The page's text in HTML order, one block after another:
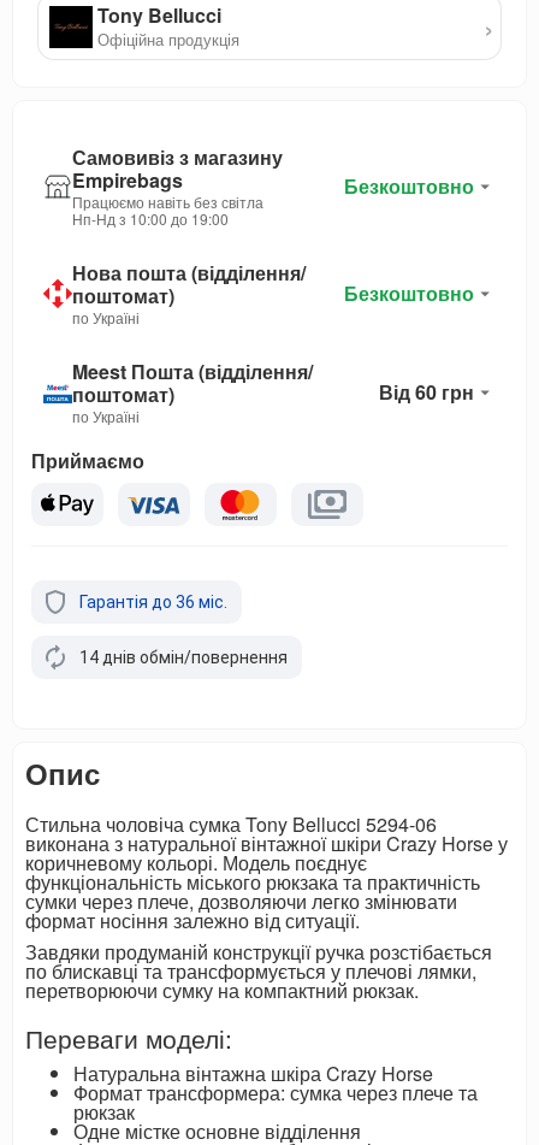
Tony Bellucci
Офіційна продукція ›
Самовивіз з магазину
Empirebags
Працюємо навіть без світла
Нп-Нд з 10:00 до 19:00
Безкоштовно
Нова пошта (відділення/
поштомат)
по Україні
Безкоштовно
Meest Пошта (відділення/
поштомат)
по Україні
Від 60 грн
Приймаємо
Гарантія до 36 міс.
14 днів обмін/повернення
Опис
Стильна чоловіча сумка Tony Bellucci 5294-06
виконана з натуральної вінтажної шкіри Crazy Horse у
коричневому кольорі. Модель поєднує
функціональність міського рюкзака та практичність
сумки через плече, дозволяючи легко змінювати
формат носіння залежно від ситуації.
Завдяки продуманій конструкції ручка розстібається
по блискавці та трансформується у плечові лямки,
перетворюючи сумку на компактний рюкзак.
Переваги моделі:
Натуральна вінтажна шкіра Crazy Horse
Формат трансформера: сумка через плече та
рюкзак
Одне містке основне відділення